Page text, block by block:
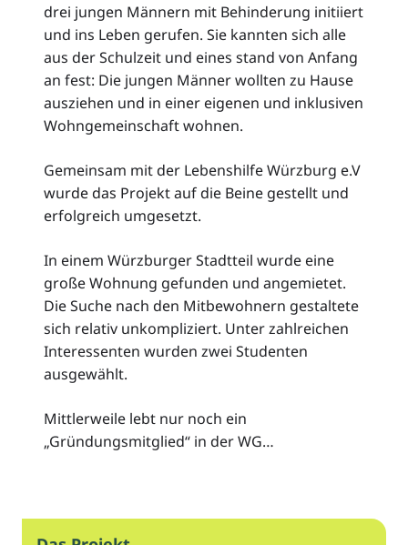
drei jungen Männern mit Behinderung initiiert
und ins Leben gerufen. Sie kannten sich alle
aus der Schulzeit und eines stand von Anfang
an fest: Die jungen Männer wollten zu Hause
ausziehen und in einer eigenen und inklusiven
Wohngemeinschaft wohnen.
Gemeinsam mit der Lebenshilfe Würzburg e.V
wurde das Projekt auf die Beine gestellt und
erfolgreich umgesetzt.
In einem Würzburger Stadtteil wurde eine
große Wohnung gefunden und angemietet.
Die Suche nach den Mitbewohnern gestaltete
sich relativ unkompliziert. Unter zahlreichen
Interessenten wurden zwei Studenten
ausgewählt.
Mittlerweile lebt nur noch ein
„Gründungsmitglied“ in der WG…